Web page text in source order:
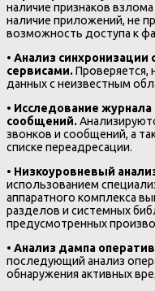
наличие признаков
наличие приложений, не
возможность доступа к
• Анализ синхронизации
сервисами.Проверяется,
данных с неизвестным
• Исследование журнала
сообщений.
звонков и сообщений, а
списке переадресации.
• Низкоуровневый
использованием
аппаратного комплекса
разделов и системных
предусмотренных
• Анализ дампа
последующий анализ
обнаружения активных